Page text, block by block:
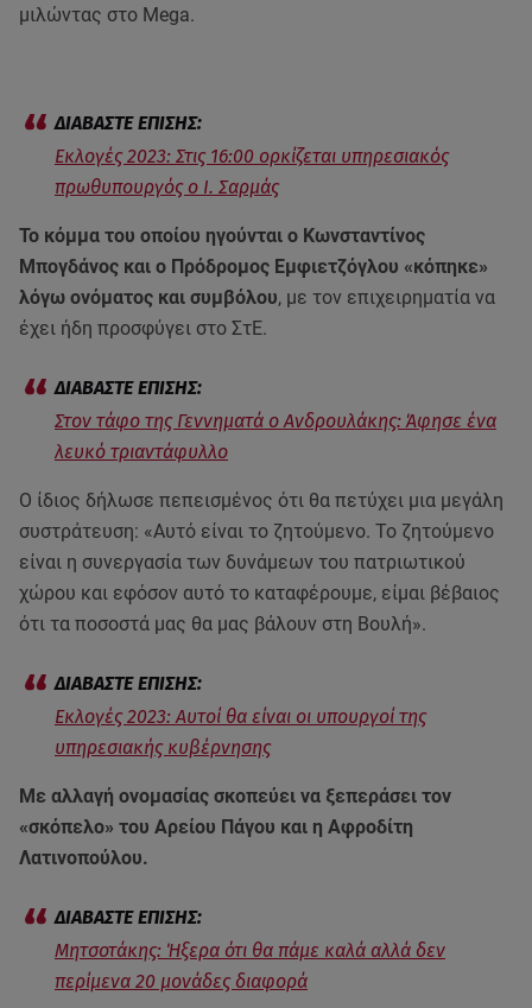
μιλώντας στο Mega.
Εκλογές 2023: Στις 16:00 ορκίζεται υπηρεσιακός
πρωθυπουργός ο Ι. Σαρμάς
Το κόμμα του οποίου ηγούνται ο Κωνσταντίνος
Μπογδάνος και ο Πρόδρομος Εμφιετζόγλου «κόπηκε»
λόγω ονόματος και συμβόλου, με τον επιχειρηματία να
έχει ήδη προσφύγει στο ΣτΕ.
Στον τάφο της Γεννηματά ο Ανδρουλάκης: Άφησε ένα
λευκό τριαντάφυλλο
Ο ίδιος δήλωσε πεπεισμένος ότι θα πετύχει μια μεγάλη
συστράτευση: «Αυτό είναι το ζητούμενο. Το ζητούμενο
είναι η συνεργασία των δυνάμεων του πατριωτικού
χώρου και εφόσον αυτό το καταφέρουμε, είμαι βέβαιος
ότι τα ποσοστά μας θα μας βάλουν στη Βουλή».
Εκλογές 2023: Αυτοί θα είναι οι υπουργοί της
υπηρεσιακής κυβέρνησης
Με αλλαγή ονομασίας σκοπεύει να ξεπεράσει τον
«σκόπελο» του Αρείου Πάγου και η Αφροδίτη
Λατινοπούλου.
Μητσοτάκης: Ήξερα ότι θα πάμε καλά αλλά δεν
περίμενα 20 μονάδες διαφορά